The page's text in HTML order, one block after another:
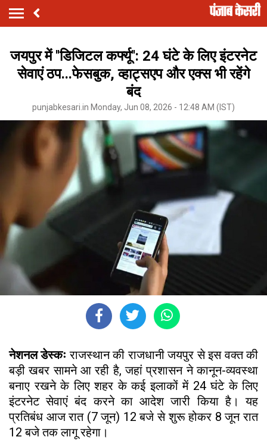
जयपुर में ''डिजिटल कर्फ्यू'': 24 घंटे के लिए इंटरनेट
सेवाएं ठप...फेसबुक, व्हाट्सएप और एक्स भी रहेंगे
बंद
punjabkesari.in Monday, Jun 08, 2026 - 12:48 AM (IST)
नेशनल डेस्कः राजस्थान की राजधानी जयपुर से इस वक्त की
बड़ी खबर सामने आ रही है, जहां प्रशासन ने कानून-व्यवस्था
बनाए रखने के लिए शहर के कई इलाकों में 24 घंटे के लिए
इंटरनेट सेवाएं बंद करने का आदेश जारी किया है। यह
प्रतिबंध आज रात (7 जून) 12 बजे से शुरू होकर 8 जून रात
12 बजे तक लागू रहेगा।